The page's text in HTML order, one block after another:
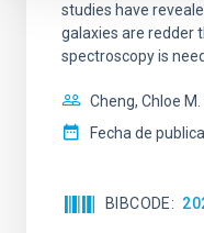
studies have
galaxies are redder
spectroscopy is
Cheng, Chloe M.
Fecha de
BIBCODE